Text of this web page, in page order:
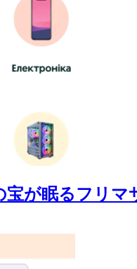
が眠るフリマ